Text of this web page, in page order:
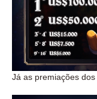
Já as premiações dos